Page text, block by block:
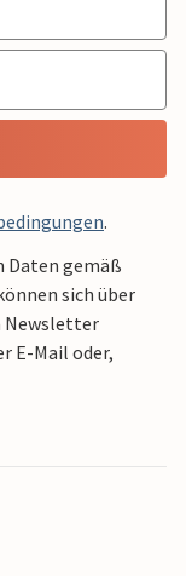
.
Daten gemäß
sich über
Newsletter
E-Mail oder,